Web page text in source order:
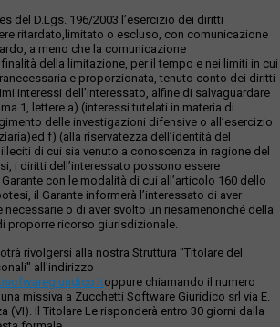
del D.Lgs. 196/2003 l’esercizio dei diritti
ritardato,limitato o escluso, con comunicazione
a meno che la comunicazione
della limitazione, per il tempo e nei limiti in cui
e proporzionata, tenuto conto dei diritti
interessi dell’interessato, alfine di salvaguardare
1, lettere a) (interessi tutelati in materia di
delle investigazioni difensive o all’esercizio
f) (alla riservatezza dell’identità del
di cui sia venuto a conoscenza in ragione del
i diritti dell’interessato possono essere
con le modalità di cui all’articolo 160 dello
il Garante informerà l’interessato di aver
necessarie o di aver svolto un riesamenonché della
proporre ricorso giurisdizionale.
rivolgersi alla nostra Struttura "Titolare del
all'indirizzo
oppure chiamando il numero
missiva a Zucchetti Software Giuridico srl via E.
(VI). Il Titolare Le risponderà entro 30 giorni dalla